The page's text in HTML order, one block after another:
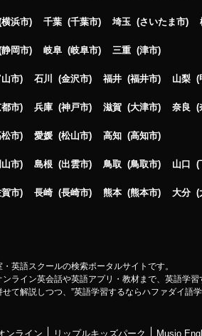
横浜市 千葉 千葉市 埼玉 さいたま市
静岡市 岐阜 岐阜市 三重 津市
市 石川 金沢市 福井 福井市 山梨
市 兵庫 神戸市 滋賀 大津市 奈良
市 愛媛 松山市 高知 高知市
山市 島根 出雲市 鳥取 鳥取市 山口
市 長崎 長崎市 熊本 熊本市 大分
英語スクールの検索ポータルサイトです。
ライン英会話や英語アプリ・教材まで、英語学習
て解説しつつ、”英語学習するならハファダイ語
ンライン リップルキッズパーク Musio